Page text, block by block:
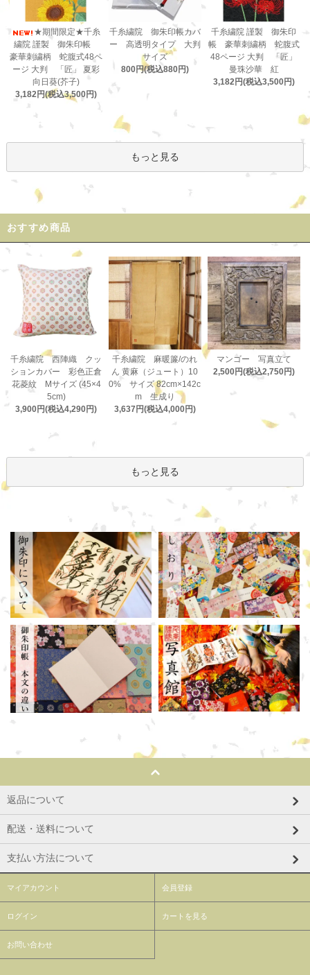
★期間限定★千糸
繍院 謹製 御朱印帳
豪華刺繍柄 蛇腹式48ペ
ージ 大判 「匠」 夏彩
向日葵(芥子)
3,182円(税込3,500円)
千糸繍院 御朱印帳カバ
ー 高透明タイプ 大判
サイズ
800円(税込880円)
千糸繍院 謹製 御朱印
帳 豪華刺繍柄 蛇腹式
48ページ 大判 「匠」
曼珠沙華 紅
3,182円(税込3,500円)
もっと見る
おすすめ商品
千糸繍院 西陣織 クッ
ションカバー 彩色正倉
花菱紋 Mサイズ (45×4
5cm)
3,900円(税込4,290円)
千糸繍院 麻暖簾/のれ
ん 黄麻（ジュート）10
0% サイズ 82cm×142c
m 生成り
3,637円(税込4,000円)
マンゴー 写真立て
2,500円(税込2,750円)
もっと見る
返品について
配送・送料について
支払い方法について
マイアカウント 会員登録
ログイン カートを見る
お問い合わせ